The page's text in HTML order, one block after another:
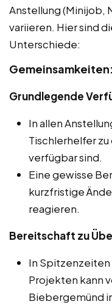
Anstellung (Minijob,
variieren. Hier sind
Unterschiede:
Gemeinsamkeiten:
Grundlegende
In allen
Tischlerhelfer
verfügbar sind.
Eine gewisse
kurzfristige
reagieren.
Bereitschaft zu
In
Projekten kann
Biebergemünd